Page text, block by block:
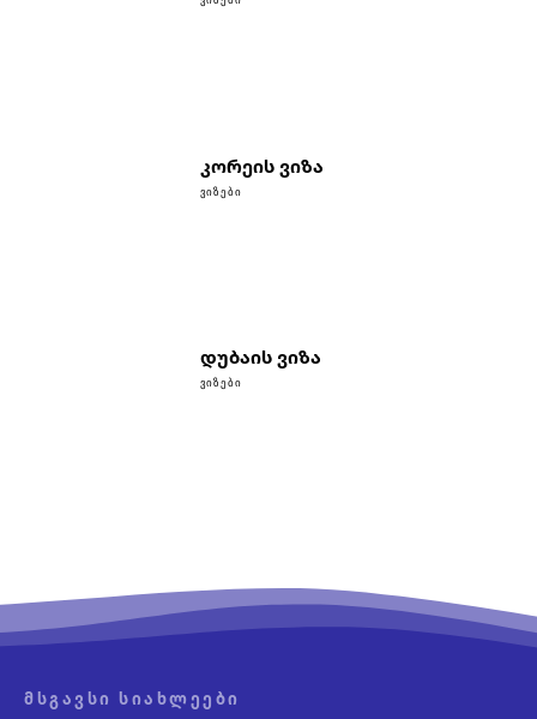
კორეის ვიზა
ᲕᲘᲖᲔᲑᲘ
დუბაის ვიზა
ᲕᲘᲖᲔᲑᲘ
ᲛᲡᲒᲐᲕᲡᲘ ᲡᲘᲐᲮᲚᲔᲔᲑᲘ